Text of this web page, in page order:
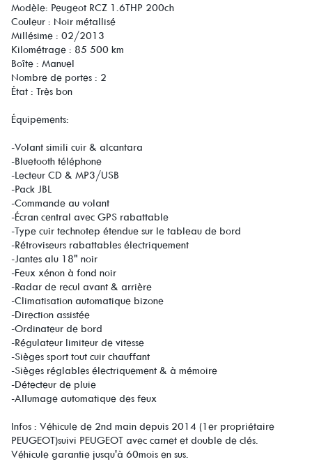
Modèle: Peugeot RCZ 1.6THP 200ch
Couleur : Noir métallisé
Millésime : 02/2013
Kilométrage : 85 500 km
Boîte : Manuel
Nombre de portes : 2
État : Très bon
Équipements:
-Volant simili cuir & alcantara
-Bluetooth téléphone
-Lecteur CD & MP3/USB
-Pack JBL
-Commande au volant
-Écran central avec GPS rabattable
-Type cuir technotep étendue sur le tableau de bord
-Rétroviseurs rabattables électriquement
-Jantes alu 18" noir
-Feux xénon à fond noir
-Radar de recul avant & arrière
-Climatisation automatique bizone
-Direction assistée
-Ordinateur de bord
-Régulateur limiteur de vitesse
-Sièges sport tout cuir chauffant
-Sièges réglables électriquement & à mémoire
-Détecteur de pluie
-Allumage automatique des feux
Infos : Véhicule de 2nd main depuis 2014 (1er propriétaire
PEUGEOT)suivi PEUGEOT avec carnet et double de clés.
Véhicule garantie jusqu'à 60mois en sus.